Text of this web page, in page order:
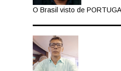
O Brasil visto de